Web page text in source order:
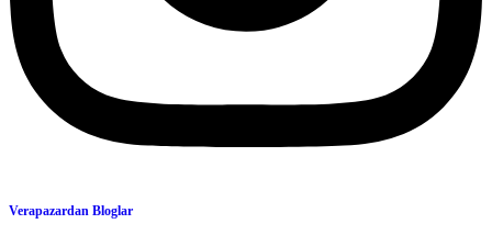
Verapazardan Bloglar